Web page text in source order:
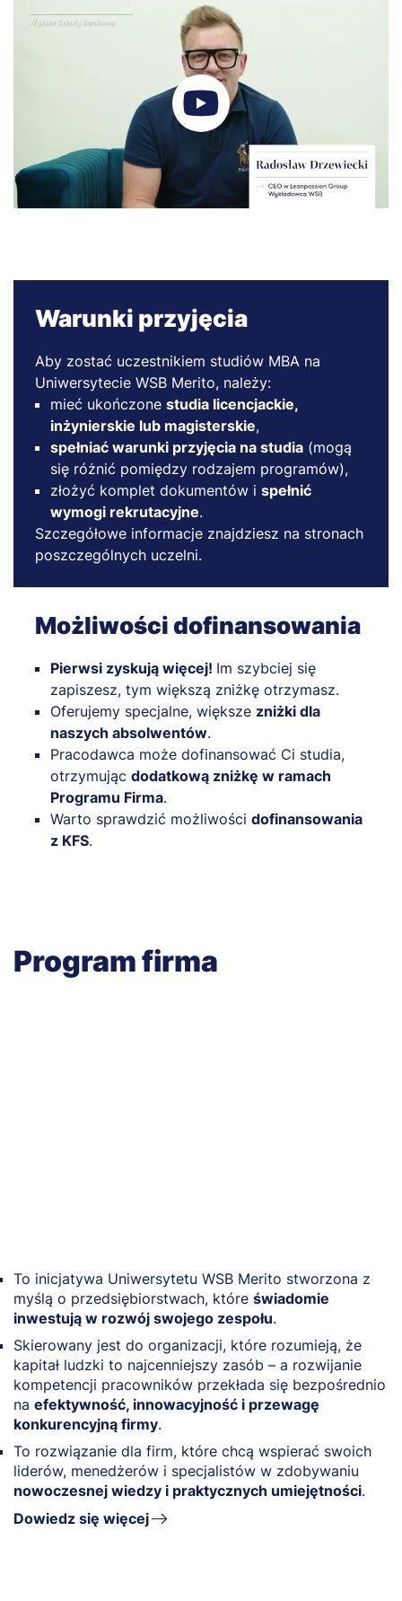
Warunki przyjęcia
Aby zostać uczestnikiem studiów MBA na
Uniwersytecie WSB Merito, należy:
mieć ukończone studia licencjackie,
inżynierskie lub magisterskie,
spełniać warunki przyjęcia na studia (mogą
się różnić pomiędzy rodzajem programów),
złożyć komplet dokumentów i spełnić
wymogi rekrutacyjne.
Szczegółowe informacje znajdziesz na stronach
poszczególnych uczelni.
Możliwości dofinansowania
Pierwsi zyskują więcej! Im szybciej się
zapiszesz, tym większą zniżkę otrzymasz.
Oferujemy specjalne, większe zniżki dla
naszych absolwentów.
Pracodawca może dofinansować Ci studia,
otrzymując dodatkową zniżkę w ramach
Programu Firma.
Warto sprawdzić możliwości dofinansowania
z KFS.
Program firma
To inicjatywa Uniwersytetu WSB Merito stworzona z
myślą o przedsiębiorstwach, które świadomie
inwestują w rozwój swojego zespołu.
Skierowany jest do organizacji, które rozumieją, że
kapitał ludzki to najcenniejszy zasób – a rozwijanie
kompetencji pracowników przekłada się bezpośrednio
na efektywność, innowacyjność i przewagę
konkurencyjną firmy.
To rozwiązanie dla firm, które chcą wspierać swoich
liderów, menedżerów i specjalistów w zdobywaniu
nowoczesnej wiedzy i praktycznych umiejętności.
Dowiedz się więcej